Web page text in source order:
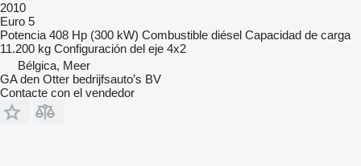
2010
Euro 5
Potencia 408 Hp (300 kW) Combustible diésel Capacidad de carga
11.200 kg Configuración del eje 4x2
Bélgica, Meer
GA den Otter bedrijfsauto’s BV
Contacte con el vendedor